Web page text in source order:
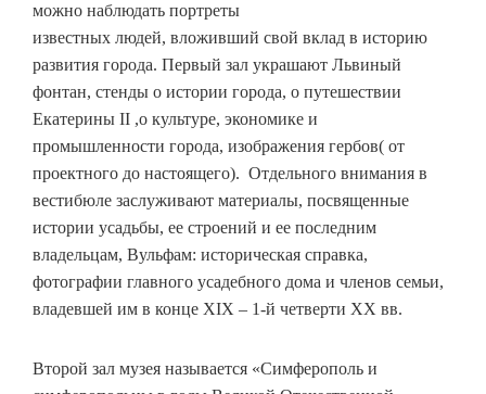
можно наблюдать портреты
известных людей, вложивший свой вклад в историю
развития города. Первый зал украшают Львиный
фонтан, стенды о истории города, о путешествии
Екатерины II ,о культуре, экономике и
промышленности города, изображения гербов( от
проектного до настоящего). Отдельного внимания в
вестибюле заслуживают материалы, посвященные
истории усадьбы, ее строений и ее последним
владельцам, Вульфам: историческая справка,
фотографии главного усадебного дома и членов семьи,
владевшей им в конце XIX – 1-й четверти XX вв.
Второй зал музея называется «Симферополь и